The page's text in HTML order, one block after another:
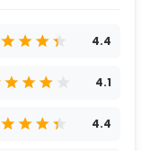
4.4
4.1
4.4